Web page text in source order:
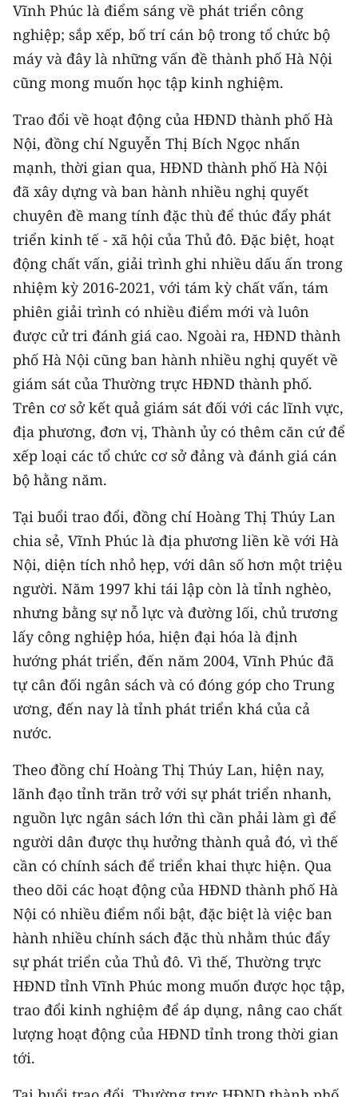
MEDIA CENTER
E-Magazine
Video
Media Chính trị
Media Kinh tế
Media Văn hóa
Media Xã hội
Media Pháp luật
Media Du lịch
Media Thế giới
Media Thể thao
Media Giáo dục
Media Y tế
Media Khoa học - Công nghệ
Media Môi trường
Ảnh
Infographic
TIN MỚI
TIN ĐỊA PHƯƠNG
Trung du và miền núi phía Bắc
Bắc Trung Bộ
Duyên hải Nam Trung Bộ và Tây
Nguyên
Đông Nam Bộ
Đồng bằng sông Cửu Long
Chuyên trang Hà Nội
Chuyên trang TP. Hồ Chí Minh
CHUYÊN ĐỀ
CÁC CHUYÊN TRANG
Vĩnh Phúc là điểm sáng về phát triển công
nghiệp; sắp xếp, bố trí cán bộ trong tổ chức bộ
máy và đây là những vấn đề thành phố Hà Nội
cũng mong muốn học tập kinh nghiệm.
Trao đổi về hoạt động của HĐND thành phố Hà
Nội, đồng chí Nguyễn Thị Bích Ngọc nhấn
mạnh, thời gian qua, HĐND thành phố Hà Nội
đã xây dựng và ban hành nhiều nghị quyết
chuyên đề mang tính đặc thù để thúc đẩy phát
triển kinh tế - xã hội của Thủ đô. Đặc biệt, hoạt
động chất vấn, giải trình ghi nhiều dấu ấn trong
nhiệm kỳ 2016-2021, với tám kỳ chất vấn, tám
phiên giải trình có nhiều điểm mới và luôn
được cử tri đánh giá cao. Ngoài ra, HĐND thành
phố Hà Nội cũng ban hành nhiều nghị quyết về
giám sát của Thường trực HĐND thành phố.
Trên cơ sở kết quả giám sát đối với các lĩnh vực,
địa phương, đơn vị, Thành ủy có thêm căn cứ để
xếp loại các tổ chức cơ sở đảng và đánh giá cán
bộ hằng năm.
Tại buổi trao đổi, đồng chí Hoàng Thị Thúy Lan
chia sẻ, Vĩnh Phúc là địa phương liền kề với Hà
Nội, diện tích nhỏ hẹp, với dân số hơn một triệu
người. Năm 1997 khi tái lập còn là tỉnh nghèo,
nhưng bằng sự nỗ lực và đường lối, chủ trương
lấy công nghiệp hóa, hiện đại hóa là định
hướng phát triển, đến năm 2004, Vĩnh Phúc đã
tự cân đối ngân sách và có đóng góp cho Trung
ương, đến nay là tỉnh phát triển khá của cả
nước.
Theo đồng chí Hoàng Thị Thúy Lan, hiện nay,
lãnh đạo tỉnh trăn trở với sự phát triển nhanh,
nguồn lực ngân sách lớn thì cần phải làm gì để
người dân được thụ hưởng thành quả đó, vì thế
cần có chính sách để triển khai thực hiện. Qua
theo dõi các hoạt động của HĐND thành phố Hà
Nội có nhiều điểm nổi bật, đặc biệt là việc ban
hành nhiều chính sách đặc thù nhằm thúc đẩy
sự phát triển của Thủ đô. Vì thế, Thường trực
HĐND tỉnh Vĩnh Phúc mong muốn được học tập,
trao đổi kinh nghiệm để áp dụng, nâng cao chất
lượng hoạt động của HĐND tỉnh trong thời gian
tới.